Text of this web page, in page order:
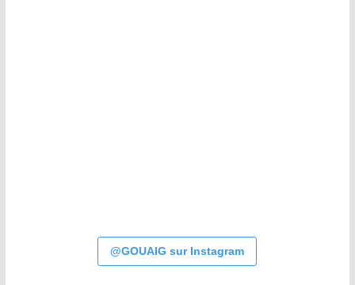
@GOUAIG sur Instagram